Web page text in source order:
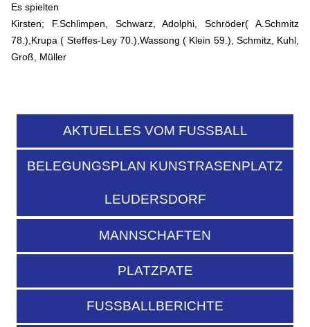
Es spielten
Kirsten; F.Schlimpen, Schwarz, Adolphi, Schröder( A.Schmitz
78.),Krupa ( Steffes-Ley 70.),Wassong ( Klein 59.), Schmitz, Kuhl,
Groß, Müller
AKTUELLES VOM FUSSBALL
BELEGUNGSPLAN KUNSTRASENPLATZ
LEUDERSDORF
MANNSCHAFTEN
PLATZPATE
FUSSBALLBERICHTE